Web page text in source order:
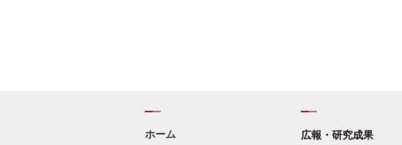
ホーム 広報・研究成果